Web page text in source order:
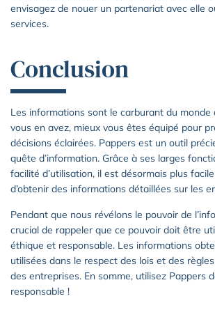
envisagez de nouer un partenariat avec elle
services.
Conclusion
Les informations sont le carburant du monde
vous en avez, mieux vous êtes équipé pour
décisions éclairées. Pappers est un outil
quête d’information. Grâce à ses larges
facilité d’utilisation, il est désormais plus
d’obtenir des informations détaillées sur les
Pendant que nous révélons le pouvoir de
crucial de rappeler que ce pouvoir doit être
éthique et responsable. Les informations
utilisées dans le respect des lois et des
des entreprises. En somme, utilisez Pappers
responsable !